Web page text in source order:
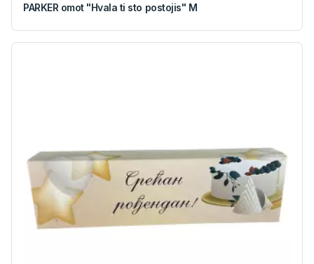
PARKER omot "Hvala ti sto postojis" M